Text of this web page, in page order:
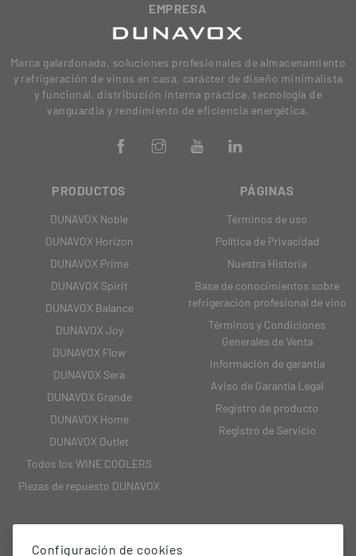
EMPRESA
Marca galardonada, soluciones profesionales de almacenamiento
y refrigeración de vinos en casa, carácter de diseño minimalista
y funcional, distribución interna práctica, tecnología de
vanguardia y rendimiento de eficiencia energética.
PRODUCTOS
DUNAVOX Noble
DUNAVOX Horizon
DUNAVOX Prime
DUNAVOX Spirit
DUNAVOX Balance
DUNAVOX Joy
DUNAVOX Flow
DUNAVOX Sera
DUNAVOX Grande
DUNAVOX Home
DUNAVOX Outlet
Todos los WINE COOLERS
Piezas de repuesto DUNAVOX
PÁGINAS
Términos de uso
Política de Privacidad
Nuestra Historia
Base de conocimientos sobre
refrigeración profesional de vino
Términos y Condiciones
Generales de Venta
Información de garantía
Aviso de Garantía Legal
Registro de producto
Registro de Servicio
Configuración de cookies